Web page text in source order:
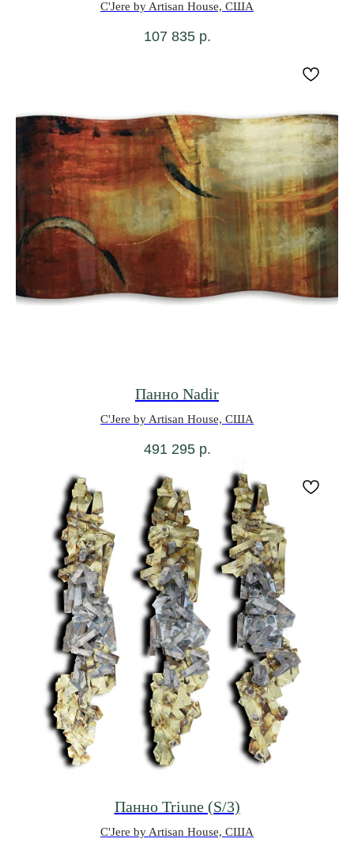
C'Jere by Artisan House, США
107 835 р.
Панно Nadir
C'Jere by Artisan House, США
491 295 р.
Панно Triune (S/3)
C'Jere by Artisan House, США